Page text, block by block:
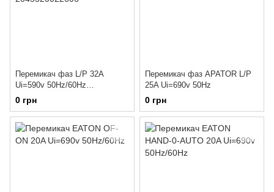
Перемикач фаз L/P 32A
Ui=590v 50Hz/60Hz
2045520022606
0 грн
Перемикач фаз APATOR L/P
25A Ui=690v 50Hz
0 грн